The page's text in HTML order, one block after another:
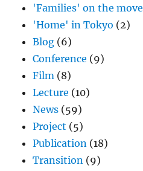
'Families' on the move
'Home' in Tokyo (2)
Blog (6)
Conference (9)
Film (8)
Lecture (10)
News (59)
Project (5)
Publication (18)
Transition (9)